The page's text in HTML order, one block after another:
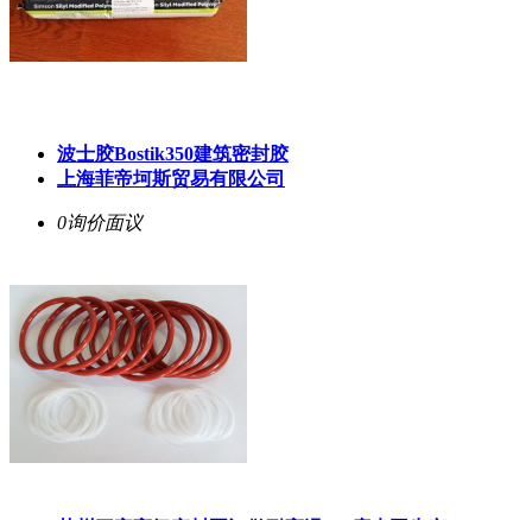
波士胶Bostik350建筑密封胶
上海菲帝坷斯贸易有限公司
0询价面议